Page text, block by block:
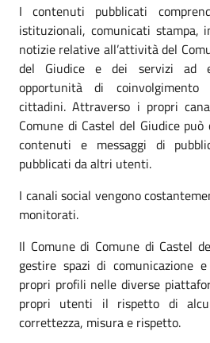
I contenuti pubblicati
istituzionali, comunicati stampa,
notizie relative all’attività del
del Giudice e dei servizi ad
opportunità di
cittadini. Attraverso i propri
Comune di Castel del Giudice
contenuti e messaggi di
pubblicati da altri utenti.
I canali social vengono
monitorati.
Il Comune di Comune di Castel
gestire spazi di comunicazione
propri profili nelle diverse
propri utenti il rispetto di
correttezza, misura e rispetto.